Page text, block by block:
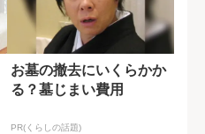
お墓の撤去にいくらかか
る？墓じまい費用
PR(くらしの話題)